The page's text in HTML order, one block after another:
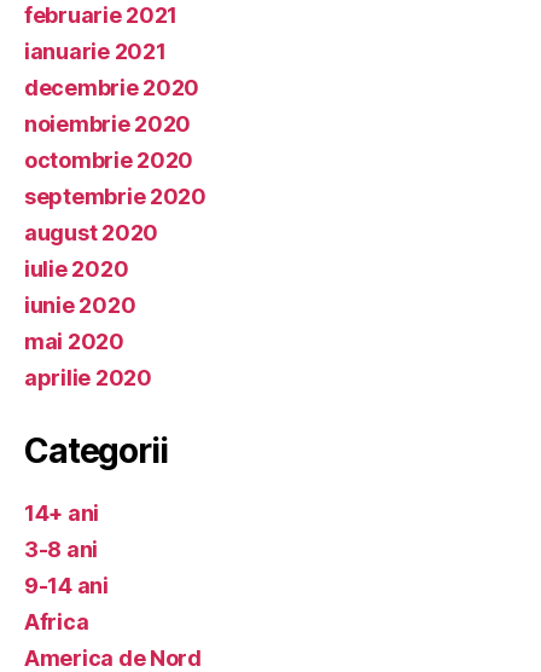
februarie 2021
ianuarie 2021
decembrie 2020
noiembrie 2020
octombrie 2020
septembrie 2020
august 2020
iulie 2020
iunie 2020
mai 2020
aprilie 2020
Categorii
14+ ani
3-8 ani
9-14 ani
Africa
America de Nord